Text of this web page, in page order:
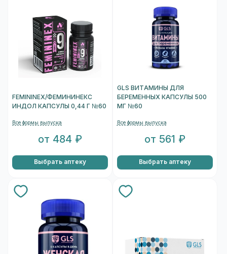
FEMININEX/ФЕМИНИНЕКС
ИНДОЛ КАПСУЛЫ 0,44 Г №60
Все формы выпуска
от 484 ₽
Выбрать аптеку
GLS ВИТАМИНЫ ДЛЯ
БЕРЕМЕННЫХ КАПСУЛЫ 500
МГ №60
Все формы выпуска
от 561 ₽
Выбрать аптеку